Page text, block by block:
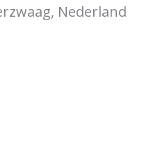
Nederland